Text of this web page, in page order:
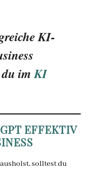
KI-
du imKI
EFFEKTIV
solltest du